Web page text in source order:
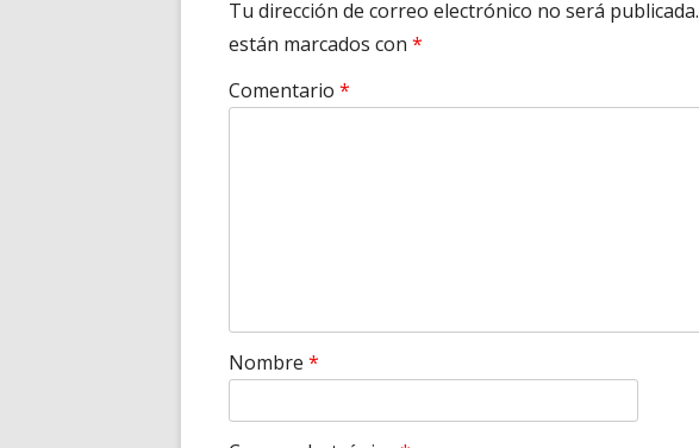
Tu dirección de correo electrónico no será publicada.
están marcados con *
Comentario *
Nombre *